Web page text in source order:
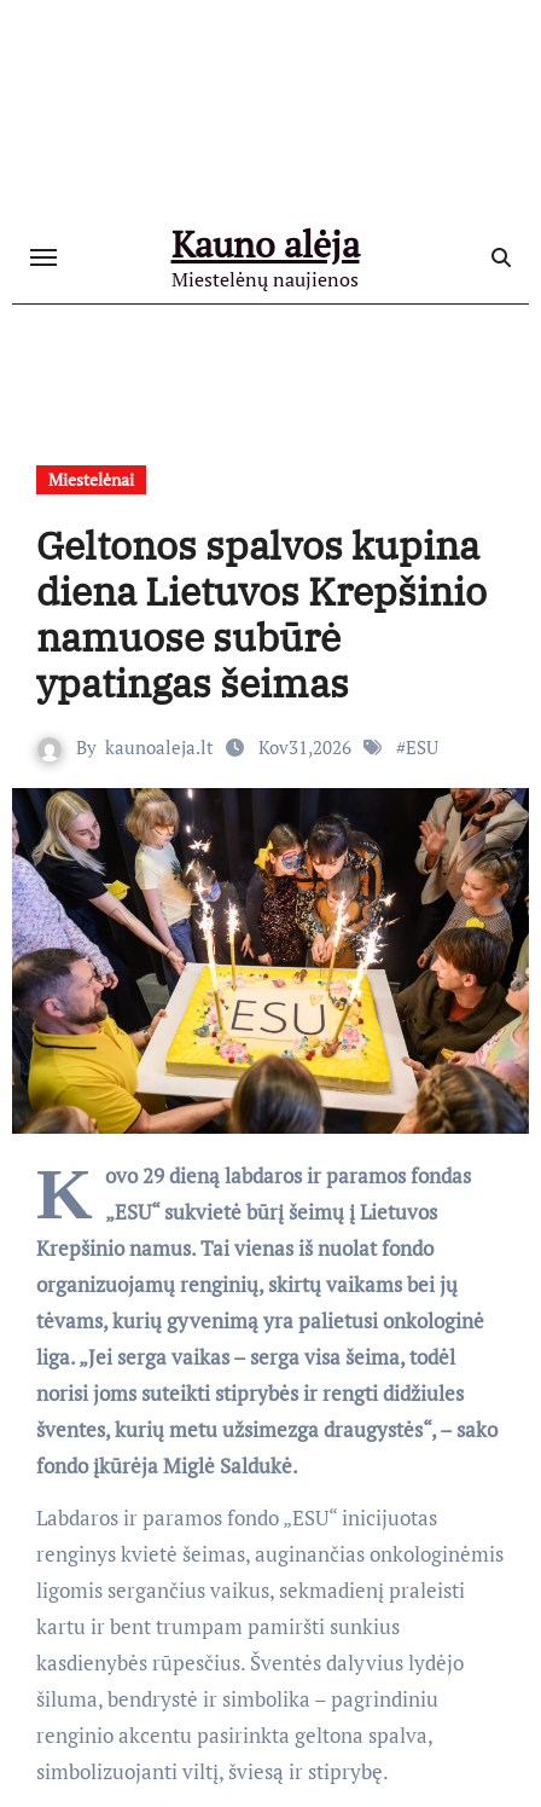
Kauno alėja
Miestelėnų naujienos
Miestelėnai
Geltonos spalvos kupina
diena Lietuvos Krepšinio
namuose subūrė
ypatingas šeimas
By kaunoaleja.lt Kov31,2026 #ESU
K ovo 29 dieną labdaros ir paramos fondas
„ESU“ sukvietė būrį šeimų į Lietuvos
Krepšinio namus. Tai vienas iš nuolat fondo
organizuojamų renginių, skirtų vaikams bei jų
tėvams, kurių gyvenimą yra palietusi onkologinė
liga. „Jei serga vaikas – serga visa šeima, todėl
norisi joms suteikti stiprybės ir rengti didžiules
šventes, kurių metu užsimezga draugystės“, – sako
fondo įkūrėja Miglė Saldukė.
Labdaros ir paramos fondo „ESU“ inicijuotas
renginys kvietė šeimas, auginančias onkologinėmis
ligomis sergančius vaikus, sekmadienį praleisti
kartu ir bent trumpam pamiršti sunkius
kasdienybės rūpesčius. Šventės dalyvius lydėjo
šiluma, bendrystė ir simbolika – pagrindiniu
renginio akcentu pasirinkta geltona spalva,
simbolizuojanti viltį, šviesą ir stiprybę.